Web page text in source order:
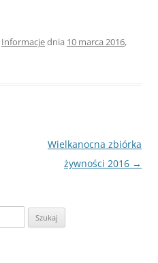
Informacjednia 10 marca 2016,
Wielkanocna zbiórka
żywności 2016 →